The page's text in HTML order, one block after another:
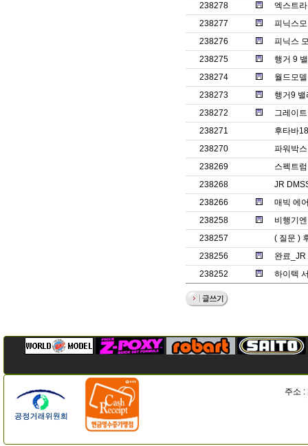
238278
엑스트
238277
피닉스
238276
피닉스
238275
행거 9
238274
월드모
238273
행거9
238272
그레이
238271
후타바
238270
파워박
238269
스펙트
238268
JR
238266
매빅 에
238258
비행기
238257
( 질문 )
238256
완료_JR
238252
하이텍
주소